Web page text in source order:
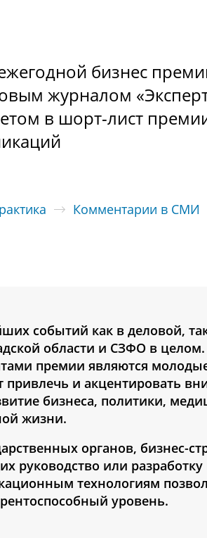
бизнес
журналом
в шорт-лист
Комментарии в СМИ
событий как в деловой,
области и СЗФО в
премии являются
привлечь и акцентировать
бизнеса, политики,
жизни.
органов, бизнес-
руководство или разработку
технологиям
уровень.